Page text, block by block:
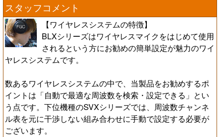
スタッフコメント
【ワイヤレスシステムの特徴】
BLXシリーズはワイヤレスマイクをはじめて使用
されるという方にお勧めの簡単設定が魅力のワイ
ヤレスシステムです。
数あるワイヤレスシステムの中で、当製品をお勧めするポ
イントは「自動で最適な周波数を検索・設定できる」とい
う点です。下位機種のSVXシリーズでは、周波数チャンネ
ル表を元に干渉しない組み合わせに手動で設定する必要が
ございます。